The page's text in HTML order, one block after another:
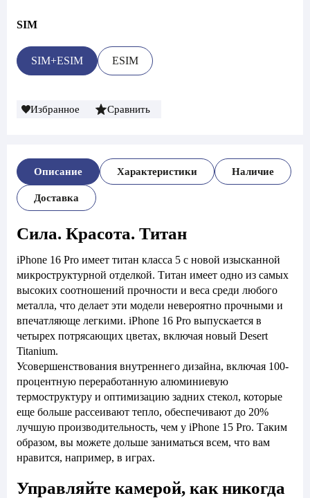
SIM
SIM+ESIM ESIM
Избранное Сравнить
Описание Характеристики Наличие
Доставка
Сила. Красота. Титан
iPhone 16 Pro имеет титан класса 5 с новой изысканной
микроструктурной отделкой. Титан имеет одно из самых
высоких соотношений прочности и веса среди любого
металла, что делает эти модели невероятно прочными и
впечатляюще легкими. iPhone 16 Pro выпускается в
четырех потрясающих цветах, включая новый Desert
Titanium.
Усовершенствования внутреннего дизайна, включая 100-
процентную переработанную алюминиевую
термоструктуру и оптимизацию задних стекол, которые
еще больше рассеивают тепло, обеспечивают до 20%
лучшую производительность, чем у iPhone 15 Pro. Таким
образом, вы можете дольше заниматься всем, что вам
нравится, например, в играх.
Управляйте камерой, как никогда